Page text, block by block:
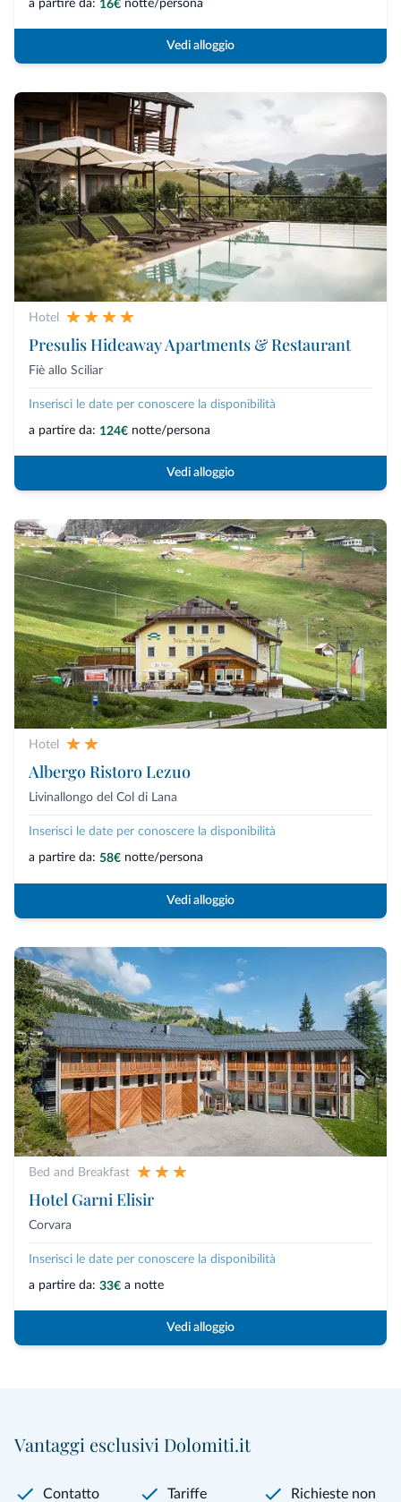
a partire da: 16€ notte/persona
Vedi alloggio
Hotel
Presulis Hideaway Apartments & Restaurant
Fiè allo Sciliar
Inserisci le date per conoscere la disponibilità
a partire da: 124€ notte/persona
Vedi alloggio
Hotel
Albergo Ristoro Lezuo
Livinallongo del Col di Lana
Inserisci le date per conoscere la disponibilità
a partire da: 58€ notte/persona
Vedi alloggio
Bed and Breakfast
Hotel Garni Elisir
Corvara
Inserisci le date per conoscere la disponibilità
a partire da: 33€ a notte
Vedi alloggio
Vantaggi esclusivi Dolomiti.it
Contatto
Tariffe
Richieste non